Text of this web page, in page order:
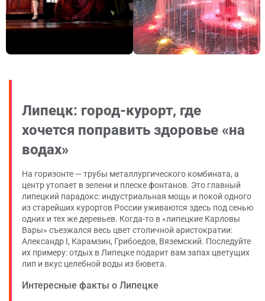
Липецк: город-курорт, где
хочется поправить здоровье «на
водах»
На горизонте — трубы металлургического комбината, а
центр утопает в зелени и плеске фонтанов. Это главный
липецкий парадокс: индустриальная мощь и покой одного
из старейших курортов России уживаются здесь под сенью
одних и тех же деревьев. Когда-то в «липецкие Карловы
Вары» съезжался весь цвет столичной аристократии:
Александр I, Карамзин, Грибоедов, Вяземский. Последуйте
их примеру: отдых в Липецке подарит вам запах цветущих
лип и вкус целебной воды из бювета.
Интересные факты о Липецке